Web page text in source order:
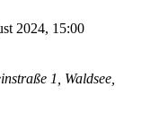
2024, 15:00
1, Waldsee,